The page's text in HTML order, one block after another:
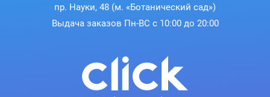
пр. Науки, 48 (м. «Ботанический сад»)
Выдача заказов Пн-ВС с 10:00 до 20:00